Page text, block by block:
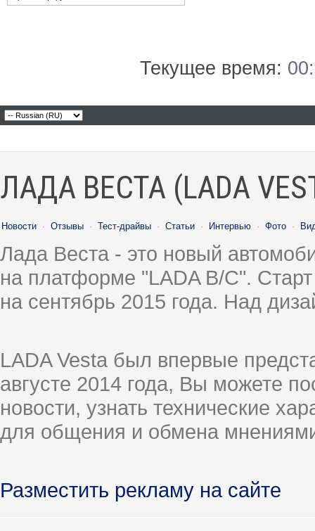
Текущее время:
ЛАДА ВЕСТА (LADA
Новости · Отзывы · Тест-драйвы · Статьи · Интервью · Фото ·
Лада Веста - это новый
на платформе "LADA B/C".
на сентябрь 2015 года. Над
LADA Vesta был впервые
августе 2014 года, Вы можете
новости, узнать технические
для общения и обмена
Разместить рекламу на сайте